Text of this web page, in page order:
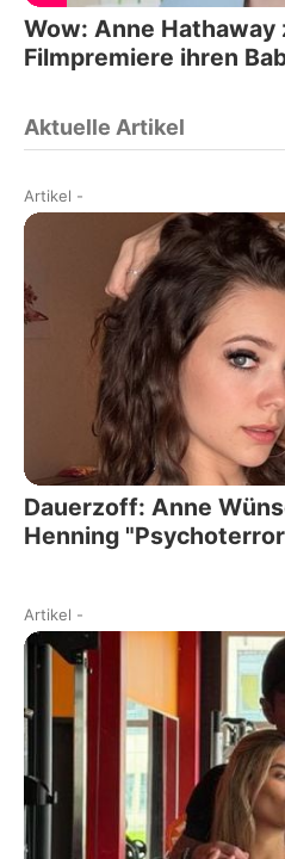
Wow: Anne Hathaway
Filmpremiere ihren
Aktuelle Artikel
Artikel -
Dauerzoff: Anne
Henning
Artikel -